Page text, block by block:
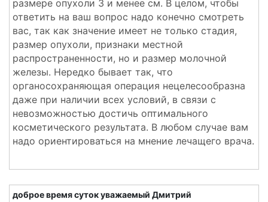
размере опухоли 3 и менее см. В целом, чтобы
ответить на ваш вопрос надо конечно смотреть
вас, так как значение имеет не только стадия,
размер опухоли, признаки местной
распространенности, но и размер молочной
железы. Нередко бывает так, что
органосохраняющая операция нецелесообразна
даже при наличии всех условий, в связи с
невозможностью достичь оптимального
косметического результата. В любом случае вам
надо ориентироваться на мнение лечащего врача.
доброе время суток уважаемый Дмитрий